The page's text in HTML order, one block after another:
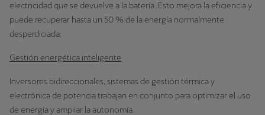
electricidad que se devuelve a la batería. Esto mejora la eficiencia y
puede recuperar hasta un 50 % de la energía normalmente
desperdiciada.
Gestión energética inteligente
Inversores bidireccionales, sistemas de gestión térmica y
electrónica de potencia trabajan en conjunto para optimizar el uso
de energía y ampliar la autonomía.